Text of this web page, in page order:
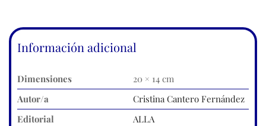
Información adicional
Dimensiones
20 × 14 cm
Autor/a
Cristina Cantero Fernández
Editorial
ALLA